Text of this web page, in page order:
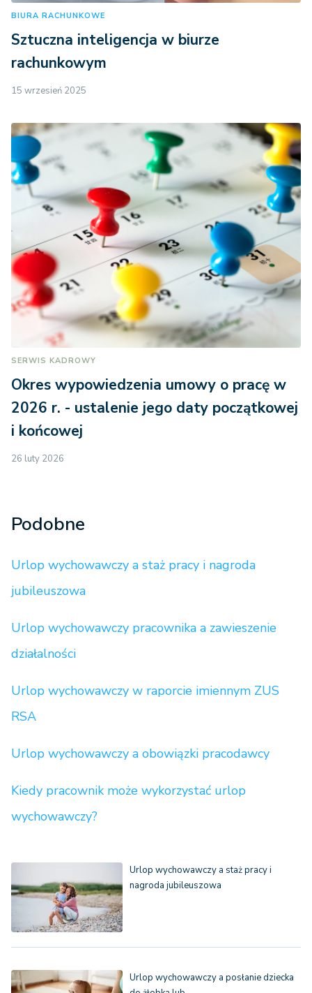
BIURA RACHUNKOWE
Sztuczna inteligencja w biurze
rachunkowym
15 wrzesień 2025
SERWIS KADROWY
Okres wypowiedzenia umowy o pracę w
2026 r. - ustalenie jego daty początkowej
i końcowej
26 luty 2026
Podobne
Urlop wychowawczy a staż pracy i nagroda
jubileuszowa
Urlop wychowawczy pracownika a zawieszenie
działalności
Urlop wychowawczy w raporcie imiennym ZUS
RSA
Urlop wychowawczy a obowiązki pracodawcy
Kiedy pracownik może wykorzystać urlop
wychowawczy?
Urlop wychowawczy a staż pracy i
nagroda jubileuszowa
Urlop wychowawczy a posłanie dziecka